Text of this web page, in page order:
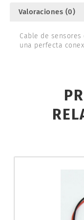
Valoraciones (0)
Cable de
una perfecta